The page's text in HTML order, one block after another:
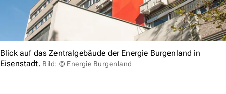
Blick auf das Zentralgebäude der Energie Burgenland in
Eisenstadt. Bild: © Energie Burgenland